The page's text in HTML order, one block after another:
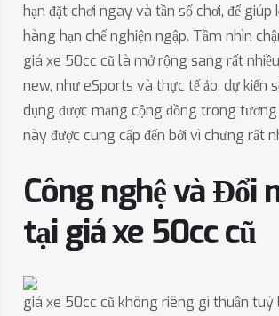
hạn đặt chơi ngay và tần số chơi, để giúp
hàng hạn chế nghiện ngập. Tầm nhìn
giá xe 50cc cũ là mở rộng sang rất
new, như eSports và thực tế ảo, dự kiến
dụng được mạng cộng đồng trong
này được cung cấp đến bởi vì chưng rất
Công nghệ và Đổi
tại giá xe 50cc cũ
giá xe 50cc cũ không riêng gì thuần